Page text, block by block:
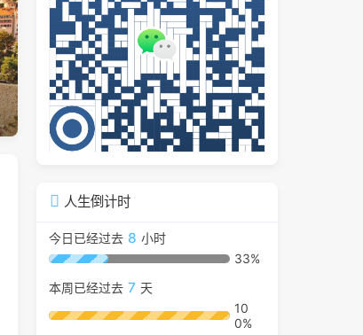
人生倒计时
今日已经过去 8 小时
33%
本周已经过去 7 天
10
0%